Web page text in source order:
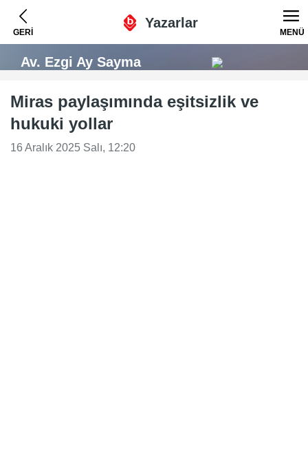
GERİ
Yazarlar
MENÜ
Av. Ezgi Ay Sayma
Miras paylaşımında eşitsizlik ve
hukuki yollar
16 Aralık 2025 Salı, 12:20